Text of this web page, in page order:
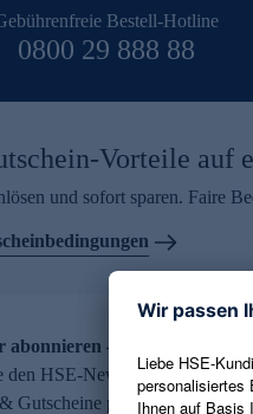
Bestell-Hotline
0800 29 888 88
Vorteile auf
und sofort sparen. Faire
abonnieren – 10 € Gutschein
den HSE-Newsletter
Gutscheine per E-Mail